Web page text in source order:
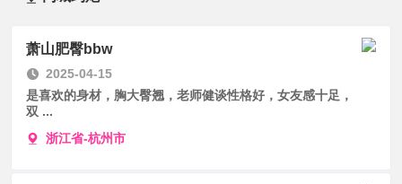
萧山肥臀bbw
2025-04-15
是喜欢的身材，胸大臀翘，老师健谈性格好，女友感十足，
双 ...
浙江省-杭州市